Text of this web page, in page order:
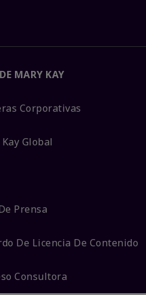
MARY KAY
Corporativas
Global
Prensa
De Licencia De Contenido
Consultora